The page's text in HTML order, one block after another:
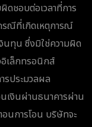
ดชอบต่อเวลาที่การ
รณีที่เกิดเหตุการณ์
นทุน ซึ่งมิใช่ความผิด
อิเล็กทรอนิกส์
รประมวลผล
เงินผ่านธนาคารผ่าน
นการโอน บริษัทจะ